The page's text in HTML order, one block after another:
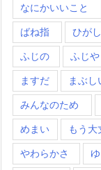
なにかいいこと
ばね指 ひがし
ふじの ふじや
ますだ まぶし
みんなのため
めまい もう大
やわらかさ